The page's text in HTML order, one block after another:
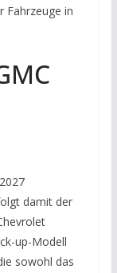
Fahrzeuge in
damit der
up-Modell
sowohl das